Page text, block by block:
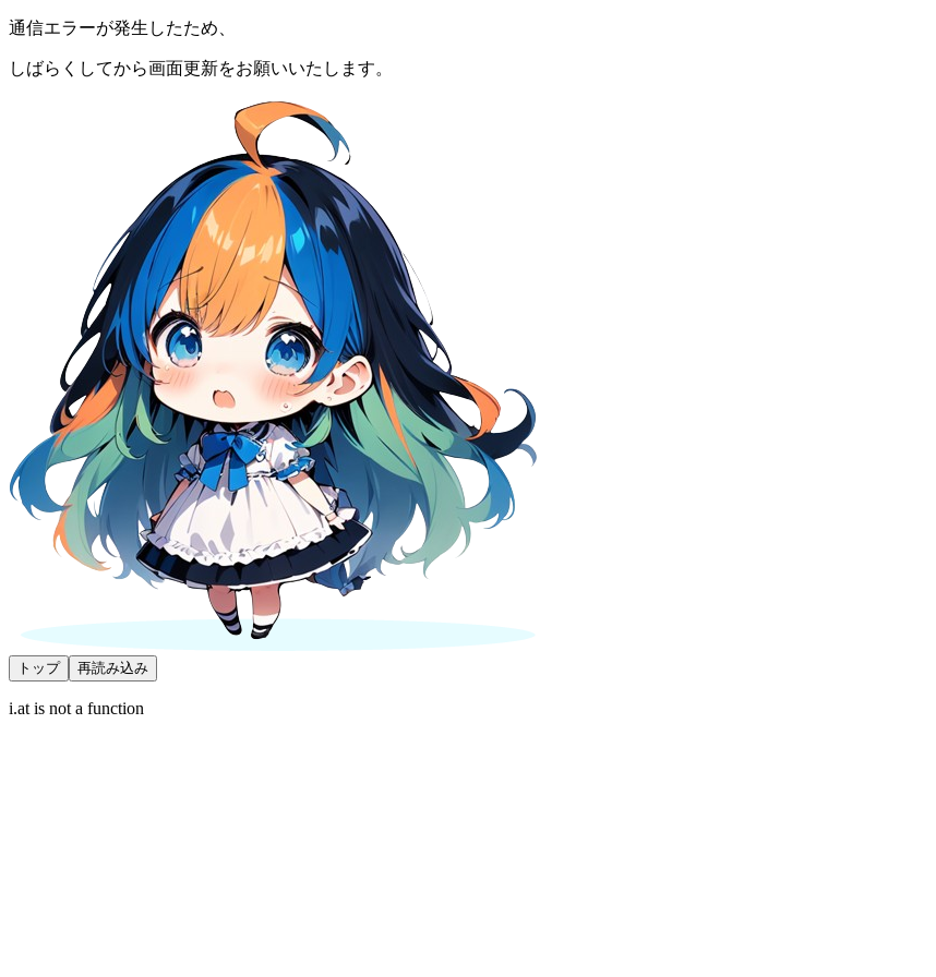
通信エラーが発生したため、
しばらくしてから画面更新をお願いいたします。
トップ 再読み込み
i.at is not a function